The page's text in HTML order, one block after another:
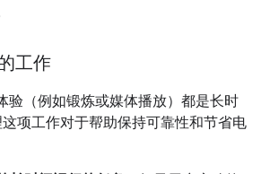
工作
验（例如锻炼或媒体播放）都是长时
项工作对于帮助保持可靠性和节省电